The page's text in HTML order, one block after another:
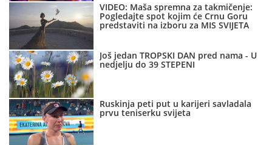
VIDEO: Maša spremna za takmičenje:
Pogledajte spot kojim će Crnu Goru
predstaviti na izboru za MIS SVIJETA
Još jedan TROPSKI DAN pred nama - U
nedjelju do 39 STEPENI
Ruskinja peti put u karijeri savladala
prvu teniserku svijeta